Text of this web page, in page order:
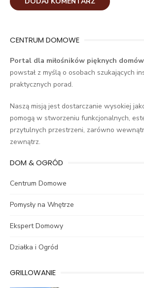
CENTRUM DOMOWE
Portal dla miłośników pięknych
powstał z myślą o osobach szukających
praktycznych porad.
Naszą misją jest dostarczanie wysokiej
pomogą w stworzeniu funkcjonalnych,
przytulnych przestrzeni, zarówno
zewnątrz.
DOM & OGRÓD
Centrum Domowe
Pomysły na Wnętrze
Ekspert Domowy
Działka i Ogród
GRILLOWANIE